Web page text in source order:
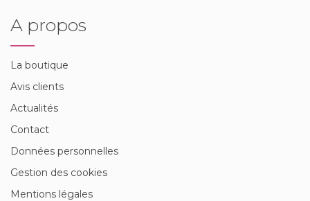
A propos
La boutique
Avis clients
Actualités
Contact
Données personnelles
Gestion des cookies
Mentions légales